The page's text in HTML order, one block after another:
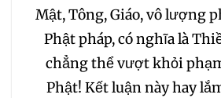
087 088
090 091
Mật, Tông, Giáo, vô lượng
Phật pháp, có nghĩa là
chẳng thể vượt khỏi
Phật! Kết luận này hay